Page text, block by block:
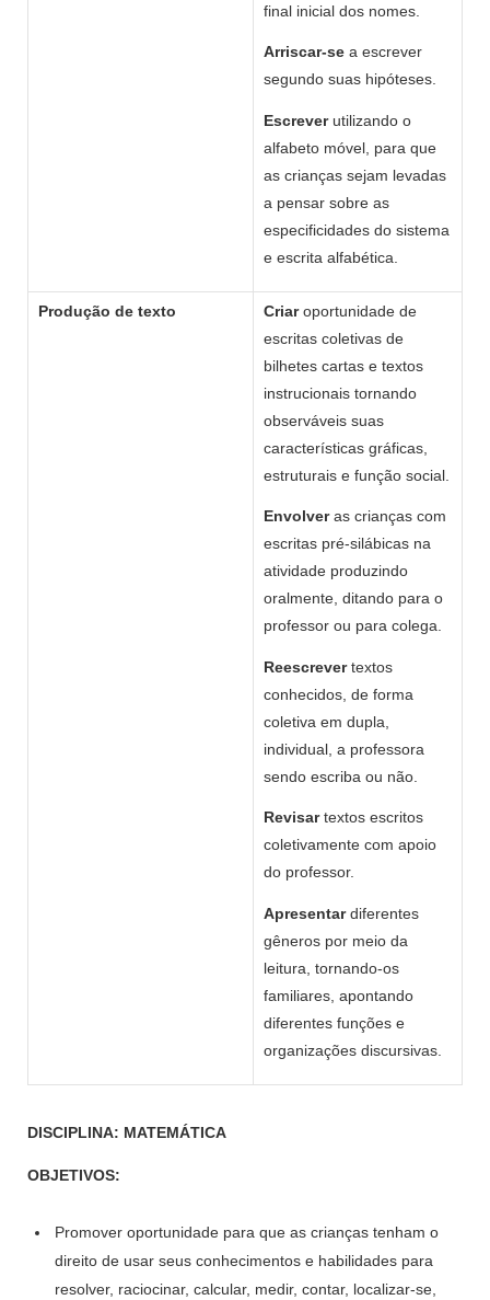
final inicial dos nomes.
Arriscar-se a escrever
segundo suas hipóteses.
Escreverutilizando o
alfabeto móvel, para que
as crianças sejam levadas
a pensar sobre as
especificidades do sistema
e escrita alfabética.
Produção de texto Criaroportunidade de
escritas coletivas de
bilhetes cartas e textos
instrucionais tornando
observáveis suas
características gráficas,
estruturais e função social.
Envolveras crianças com
escritas pré-silábicas na
atividade produzindo
oralmente, ditando para o
professor ou para colega.
Reescrevertextos
conhecidos, de forma
coletiva em dupla,
individual, a professora
sendo escriba ou não.
Revisartextos escritos
coletivamente com apoio
do professor.
Apresentardiferentes
gêneros por meio da
leitura, tornando-os
familiares, apontando
diferentes funções e
organizações discursivas.
DISCIPLINA: MATEMÁTICA
OBJETIVOS:
Promover oportunidade para que as crianças tenham o
direito de usar seus conhecimentos e habilidades para
resolver, raciocinar, calcular, medir, contar, localizar-se,